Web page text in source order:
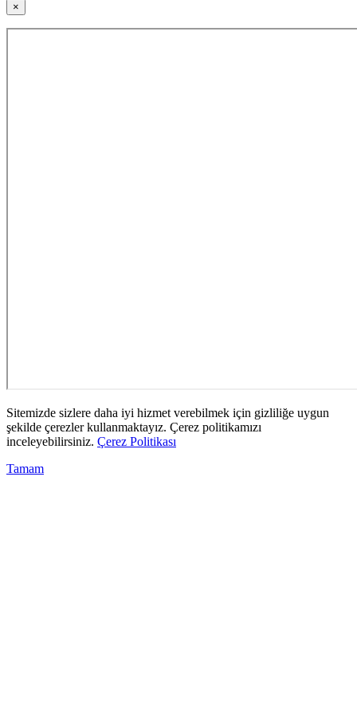
×
Sitemizde sizlere daha iyi hizmet verebilmek için gizliliğe uygun
şekilde çerezler kullanmaktayız. Çerez politikamızı
inceleyebilirsiniz. Çerez Politikası
Tamam